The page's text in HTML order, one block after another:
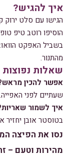
איך להגיש?
הגישו עם סלט ירוק
הוסיפו רוטב טיפ
בשביל האפקט
מהתנור.
שאלות נפוצות
אפשר להכין
שעתיים לפני האפייה.
איך לשמור
בטוסטר אובן יחזיר
נסו את הפיצה
מהירות וטעם –